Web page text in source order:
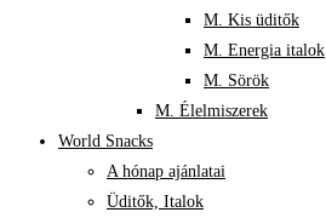
M. Kis üditők
M. Energia italok
M. Sörök
M. Élelmiszerek
World Snacks
A hónap ajánlatai
Üditők, Italok